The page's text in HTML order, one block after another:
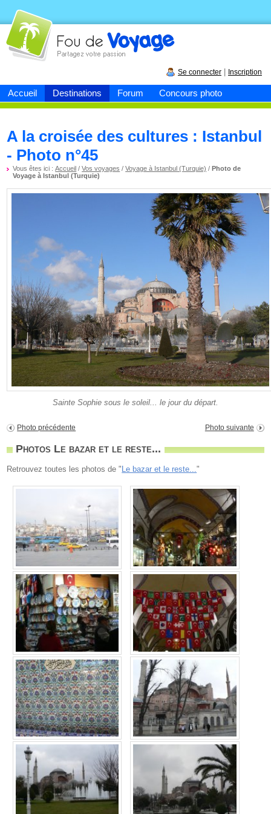
Accueil Destinations Forum Concours photo
Fou devoyage
Se connecter Inscription
A la croisée des cultures : Istanbul
- Photo n°45
Vous êtes ici :Accueil /Vos voyages /Voyage à Istanbul (Turquie) /Photo de
Voyage à Istanbul (Turquie)
Sainte Sophie sous le soleil... le jour du départ.
Photo précédente Photo suivante
Photos Le bazar et le reste...
Retrouvez toutes les photos de " Le bazar et le reste..."